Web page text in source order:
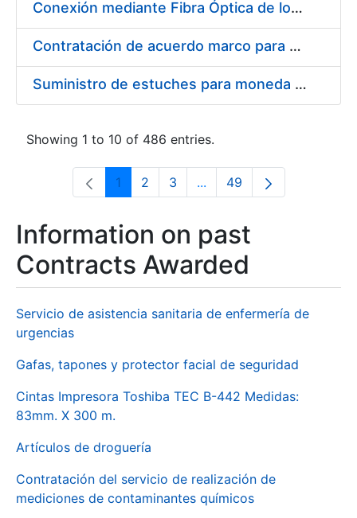
Conexión mediante Fibra Óptica de los Centros de Proceso de Datos (CPDs) de las sedes de la FNMT-RCM de Burgos y Madrid
Contratación de acuerdo marco para el Suministro de Material de Electricidad para la Fábrica Nacional de Moneda y Timbre-Real Casa de la Moneda en su centro de trabajo de Burgos
Suministro de estuches para moneda de 30 €
Showing 1 to 10 of 486 entries.
Page
1 Page
2 Page
3 ...Intermediate Pages Use
Page
49
Information on past
Contracts Awarded
Servicio de asistencia sanitaria de enfermería de
urgencias
Gafas, tapones y protector facial de seguridad
Cintas Impresora Toshiba TEC B-442 Medidas:
83mm. X 300 m.
Artículos de droguería
Contratación del servicio de realización de
mediciones de contaminantes químicos